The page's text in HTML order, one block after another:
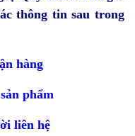
thông tin sau trong
hàng
phẩm
liên hệ